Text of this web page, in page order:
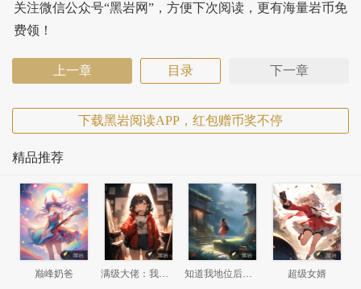
关注微信公众号“黑岩网”，方便下次阅读，更有海量岩币免
费领！
上一章 目录 下一章
下载黑岩阅读APP，红包赠币奖不停
精品推荐
巅峰奶爸 满级大佬：我竟然回了新手村 知道我地位后，前妻悔哭了 超级女婿